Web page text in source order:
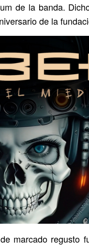
de la banda.
de la
marcado regusto